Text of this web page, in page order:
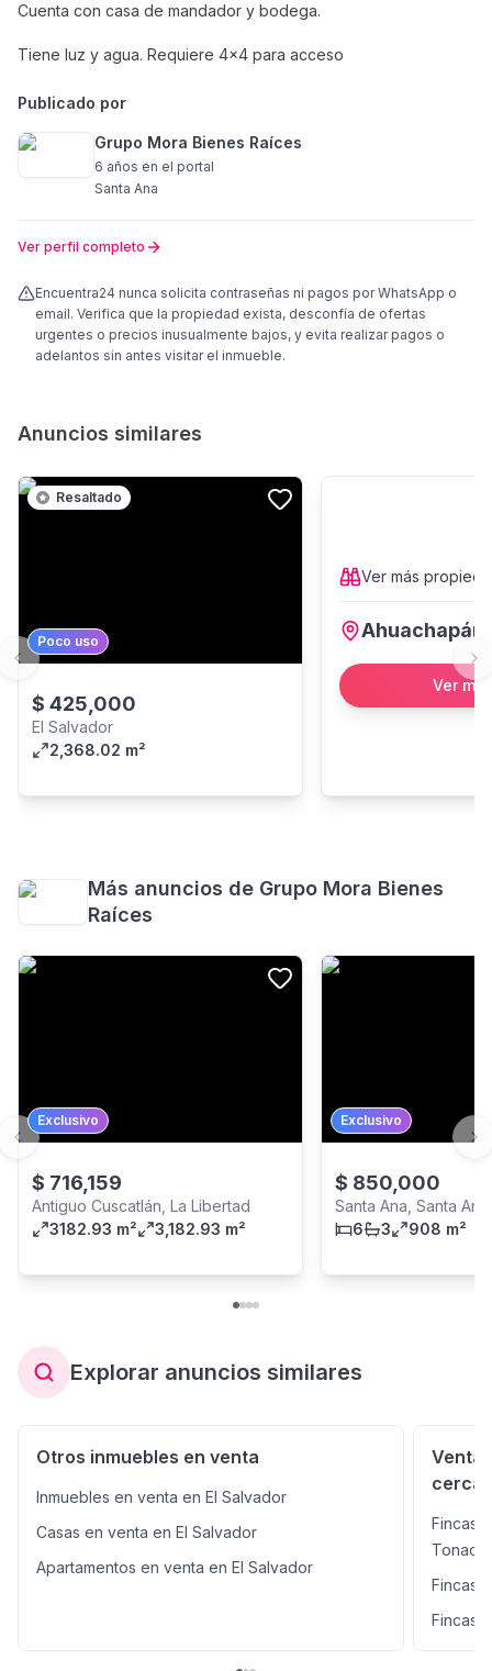
Cuenta con casa de mandador y bodega.
Tiene luz y agua. Requiere 4x4 para acceso
Publicado por
Grupo Mora Bienes Raíces
6 años en el portal
Santa Ana
Ver perfil completo
Encuentra24 nunca solicita contraseñas ni pagos por WhatsApp o
email. Verifica que la propiedad exista, desconfía de ofertas
urgentes o precios inusualmente bajos, y evita realizar pagos o
adelantos sin antes visitar el inmueble.
Anuncios similares
Resaltado
Poco uso
$ 425,000
El Salvador
2,368.02 m²
Ver más
Ahuachapán
Ver
Previous slide
Más anuncios de Grupo Mora Bienes
Raíces
Exclusivo
$ 716,159
Antiguo Cuscatlán, La Libertad
3182.93 m²
3,182.93 m²
Exclusivo
$ 850,000
Santa Ana, Santa Ana
6
3 908 m²
Previous slide
Explorar anuncios similares
Otros inmuebles en venta
Inmuebles en venta en El Salvador
Casas en venta en El Salvador
Apartamentos en venta en El Salvador
Venta
Fincas
Fincas
Fincas